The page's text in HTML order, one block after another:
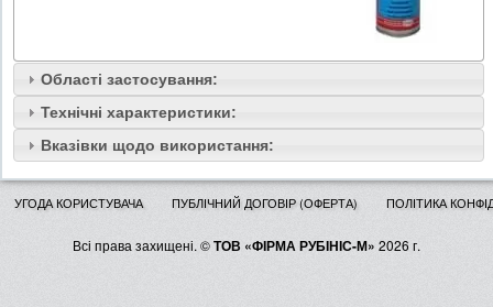
Області застосування:
Технічні характеристики:
Вказівки щодо використання:
УГОДА КОРИСТУВАЧА ПУБЛІЧНИЙ ДОГОВІР (ОФЕРТА) ПОЛІТИКА
Всі права захищені. ©ТОВ «ФІРМА РУБІНІС-М» 2026 г.